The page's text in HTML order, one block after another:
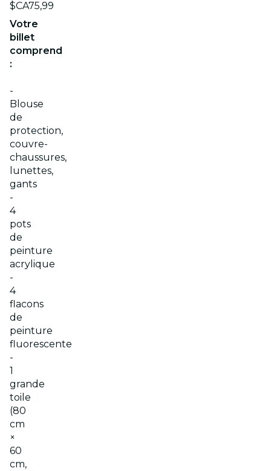
$CA75,99
Votre
billet
comprend
:
-
Blouse
de
protection,
couvre-
chaussures,
lunettes,
gants
-
4
pots
de
peinture
acrylique
-
4
flacons
de
peinture
fluorescente
-
1
grande
toile
(80
cm
×
60
cm,